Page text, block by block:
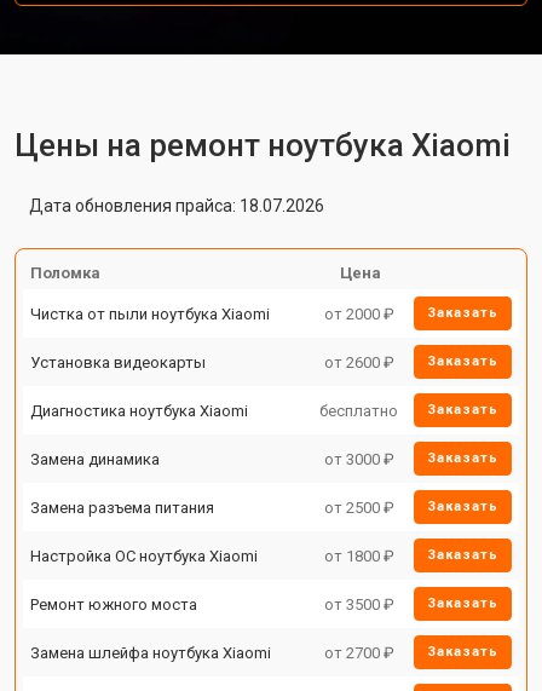
Цены на ремонт ноутбука Xiaomi
Дата обновления прайса: 18.07.2026
Поломка Цена
Чистка от пыли ноутбука Xiaomi от 2000 ₽ Заказать
Установка видеокарты от 2600 ₽ Заказать
Диагностика ноутбука Xiaomi бесплатно Заказать
Замена динамика от 3000 ₽ Заказать
Замена разъема питания от 2500 ₽ Заказать
Настройка ОС ноутбука Xiaomi от 1800 ₽ Заказать
Ремонт южного моста от 3500 ₽ Заказать
Замена шлейфа ноутбука Xiaomi от 2700 ₽ Заказать